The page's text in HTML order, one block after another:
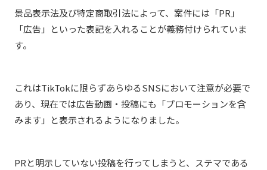
景品表示法及び特定商取引法によって、案件には「PR」
「広告」といった表記を入れることが義務付けられていま
す。
これはTikTokに限らずあらゆるSNSにおいて注意が必要で
あり、現在では広告動画・投稿にも「プロモーションを含
みます」と表示されるようになりました。
PRと明示していない投稿を行ってしまうと、ステマである